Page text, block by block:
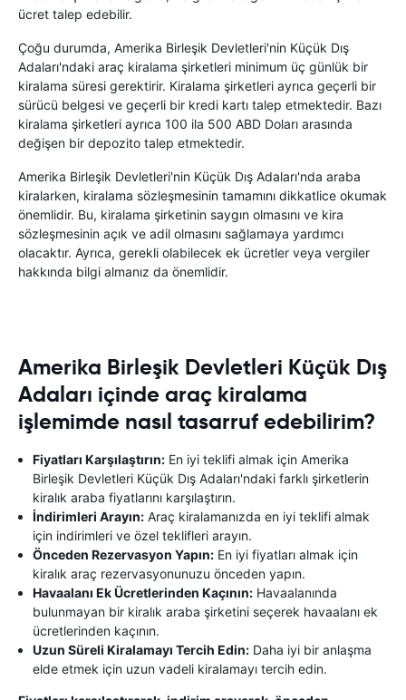
ücret talep edebilir.
Çoğu durumda, Amerika Birleşik Devletleri'nin Küçük Dış
Adaları'ndaki araç kiralama şirketleri minimum üç günlük bir
kiralama süresi gerektirir. Kiralama şirketleri ayrıca geçerli bir
sürücü belgesi ve geçerli bir kredi kartı talep etmektedir. Bazı
kiralama şirketleri ayrıca 100 ila 500 ABD Doları arasında
değişen bir depozito talep etmektedir.
Amerika Birleşik Devletleri'nin Küçük Dış Adaları'nda araba
kiralarken, kiralama sözleşmesinin tamamını dikkatlice okumak
önemlidir. Bu, kiralama şirketinin saygın olmasını ve kira
sözleşmesinin açık ve adil olmasını sağlamaya yardımcı
olacaktır. Ayrıca, gerekli olabilecek ek ücretler veya vergiler
hakkında bilgi almanız da önemlidir.
Amerika Birleşik Devletleri Küçük Dış
Adaları içinde araç kiralama
işlemimde nasıl tasarruf edebilirim?
Fiyatları Karşılaştırın: En iyi teklifi almak için Amerika
Birleşik Devletleri Küçük Dış Adaları'ndaki farklı şirketlerin
kiralık araba fiyatlarını karşılaştırın.
İndirimleri Arayın: Araç kiralamanızda en iyi teklifi almak
için indirimleri ve özel teklifleri arayın.
Önceden Rezervasyon Yapın: En iyi fiyatları almak için
kiralık araç rezervasyonunuzu önceden yapın.
Havaalanı Ek Ücretlerinden Kaçının: Havaalanında
bulunmayan bir kiralık araba şirketini seçerek havaalanı ek
ücretlerinden kaçının.
Uzun Süreli Kiralamayı Tercih Edin: Daha iyi bir anlaşma
elde etmek için uzun vadeli kiralamayı tercih edin.